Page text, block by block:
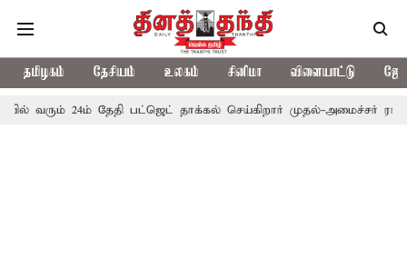
தமிழகம் தேசியம் உலகம் சினிமா விளையாட்டு
24ம் தேதி பட்ஜெட் தாக்கல் செய்கிறார் முதல்-அமைச்சர் ரங்கசாமி